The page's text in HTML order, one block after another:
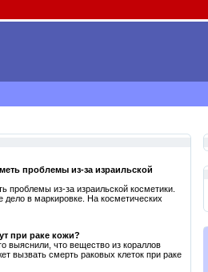
проблемы из-за израильской
проблемы из-за израильской косметики.
дело в маркировке. На косметических
при раке кожи?
выяснили, что вещество из кораллов
вызвать смерть раковых клеток при раке